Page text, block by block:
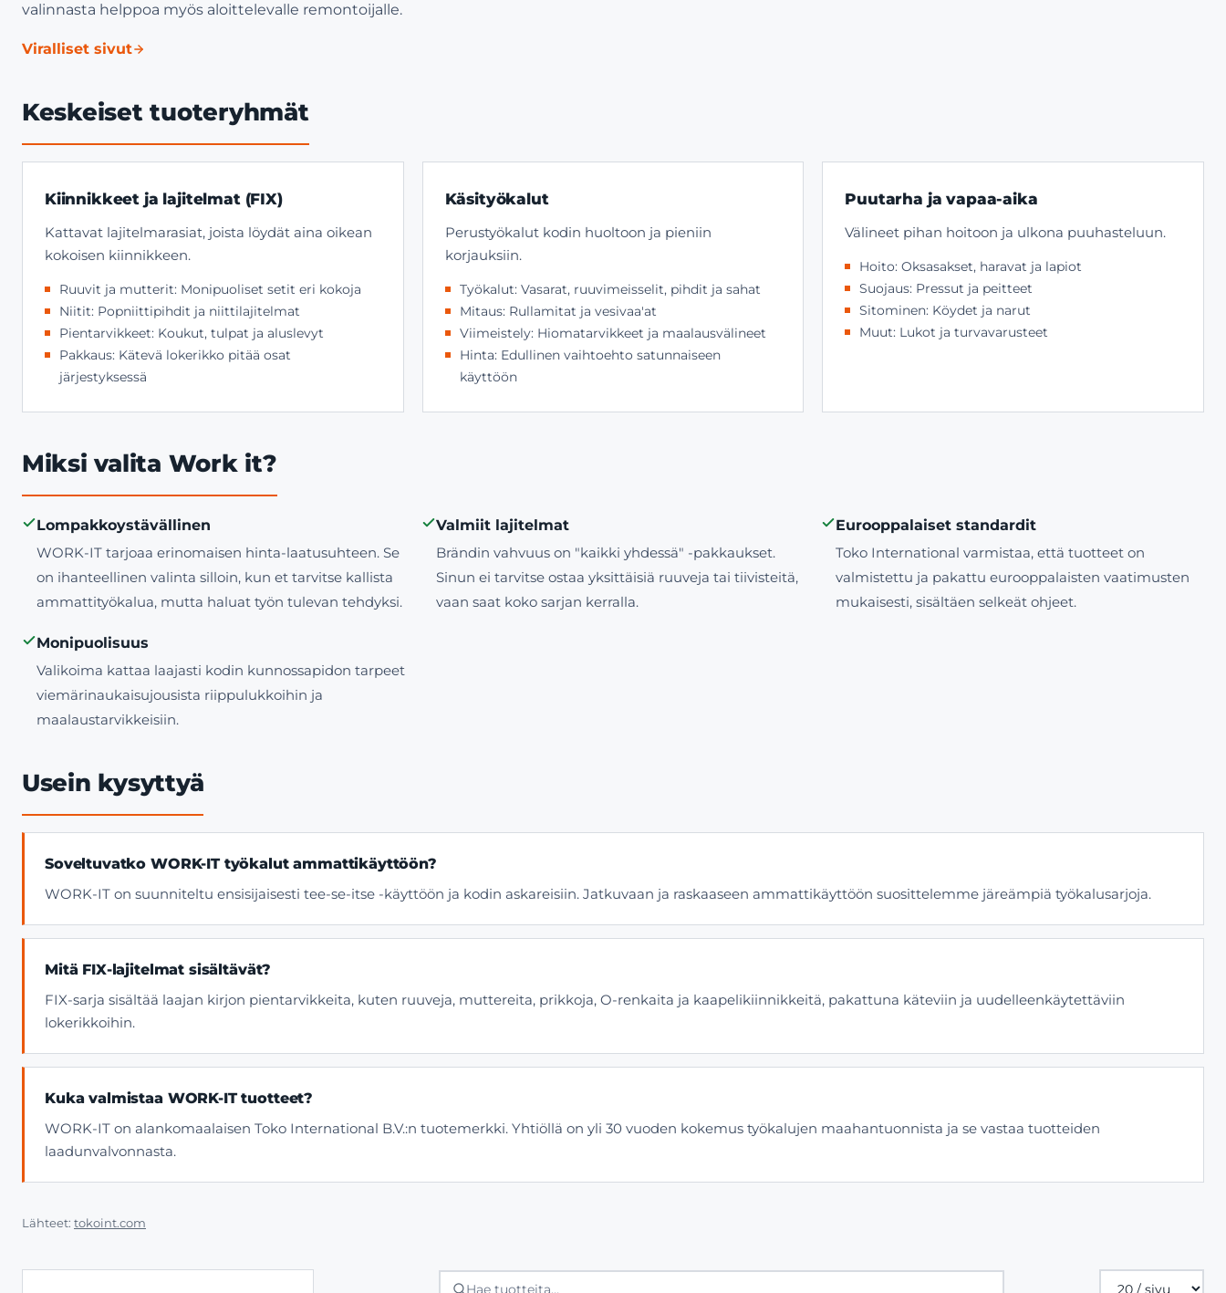
valinnasta helppoa myös aloittelevalle remontoijalle.
Viralliset sivut
Keskeiset tuoteryhmät
Kiinnikkeet ja lajitelmat (FIX)
Kattavat lajitelmarasiat, joista löydät aina oikean
kokoisen kiinnikkeen.
Ruuvit ja mutterit: Monipuoliset setit eri kokoja
Niitit: Popniittipihdit ja niittilajitelmat
Pientarvikkeet: Koukut, tulpat ja aluslevyt
Pakkaus: Kätevä lokerikko pitää osat
järjestyksessä
Käsityökalut
Perustyökalut kodin huoltoon ja pieniin
korjauksiin.
Työkalut: Vasarat, ruuvimeisselit, pihdit ja sahat
Mitaus: Rullamitat ja vesivaa'at
Viimeistely: Hiomatarvikkeet ja maalausvälineet
Hinta: Edullinen vaihtoehto satunnaiseen
käyttöön
Puutarha ja vapaa-aika
Välineet pihan hoitoon ja ulkona puuhasteluun.
Hoito: Oksasakset, haravat ja lapiot
Suojaus: Pressut ja peitteet
Sitominen: Köydet ja narut
Muut: Lukot ja turvavarusteet
Miksi valita Work it?
Lompakkoystävällinen
WORK-IT tarjoaa erinomaisen hinta-laatusuhteen. Se
on ihanteellinen valinta silloin, kun et tarvitse kallista
ammattityökalua, mutta haluat työn tulevan tehdyksi.
Valmiit lajitelmat
Brändin vahvuus on "kaikki yhdessä" -pakkaukset.
Sinun ei tarvitse ostaa yksittäisiä ruuveja tai tiivisteitä,
vaan saat koko sarjan kerralla.
Eurooppalaiset standardit
Toko International varmistaa, että tuotteet on
valmistettu ja pakattu eurooppalaisten vaatimusten
mukaisesti, sisältäen selkeät ohjeet.
Monipuolisuus
Valikoima kattaa laajasti kodin kunnossapidon tarpeet
viemärinaukaisujousista riippulukkoihin ja
maalaustarvikkeisiin.
Usein kysyttyä
Soveltuvatko WORK-IT työkalut ammattikäyttöön?
WORK-IT on suunniteltu ensisijaisesti tee-se-itse -käyttöön ja kodin askareisiin. Jatkuvaan ja raskaaseen ammattikäyttöön suosittelemme järeämpiä työkalusarjoja.
Mitä FIX-lajitelmat sisältävät?
FIX-sarja sisältää laajan kirjon pientarvikkeita, kuten ruuveja, muttereita, prikkoja, O-renkaita ja kaapelikiinnikkeitä, pakattuna käteviin ja uudelleenkäytettäviin
lokerikkoihin.
Kuka valmistaa WORK-IT tuotteet?
WORK-IT on alankomaalaisen Toko International B.V.:n tuotemerkki. Yhtiöllä on yli 30 vuoden kokemus työkalujen maahantuonnista ja se vastaa tuotteiden
laadunvalvonnasta.
Lähteet: tokoint.com
Tuotteita